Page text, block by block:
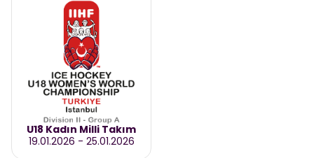
U18 Kadın Milli Takım
19.01.2026 - 25.01.2026